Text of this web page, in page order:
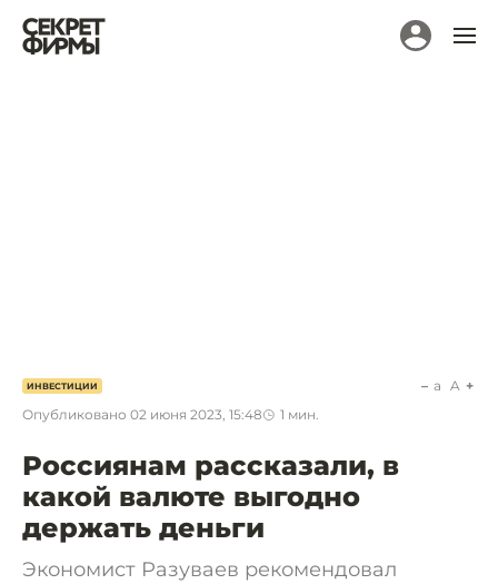
ИНВЕСТИЦИИ
Опубликовано 02 июня 2023, 15:48 1 мин.
a A
Россиянам рассказали, в
какой валюте выгодно
держать деньги
Экономист Разуваев рекомендовал